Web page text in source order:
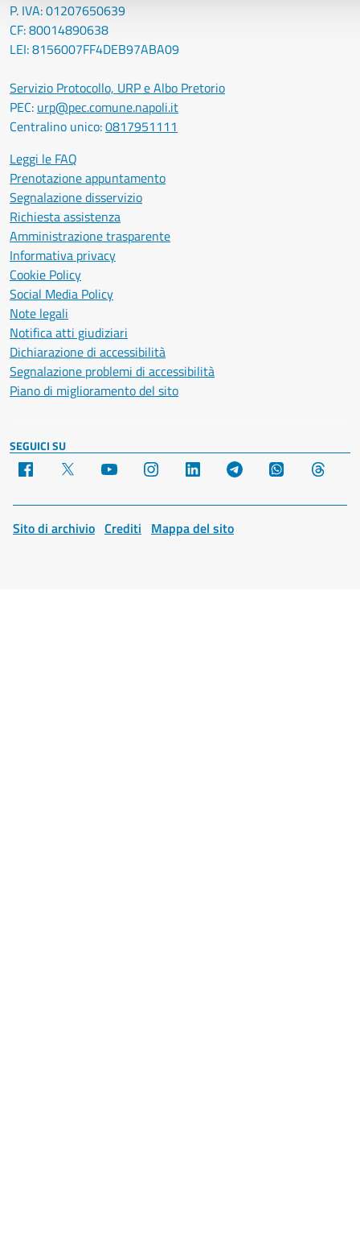
P. IVA: 01207650639
CF: 80014890638
LEI: 8156007FF4DEB97ABA09
Servizio Protocollo, URP e Albo Pretorio
PEC: urp@pec.comune.napoli.it
Centralino unico:0817951111
Leggi le FAQ
Prenotazione appuntamento
Segnalazione disservizio
Richiesta assistenza
Amministrazione trasparente
Informativa privacy
Cookie Policy
Social Media Policy
Note legali
Notifica atti giudiziari
Dichiarazione di accessibilità
Segnalazione problemi di accessibilità
Piano di miglioramento del sito
SEGUICI SU
Facebook YouTube Instagram LinkedIn Telegram WhatsApp
Sito di archivio Crediti Mappa del sito